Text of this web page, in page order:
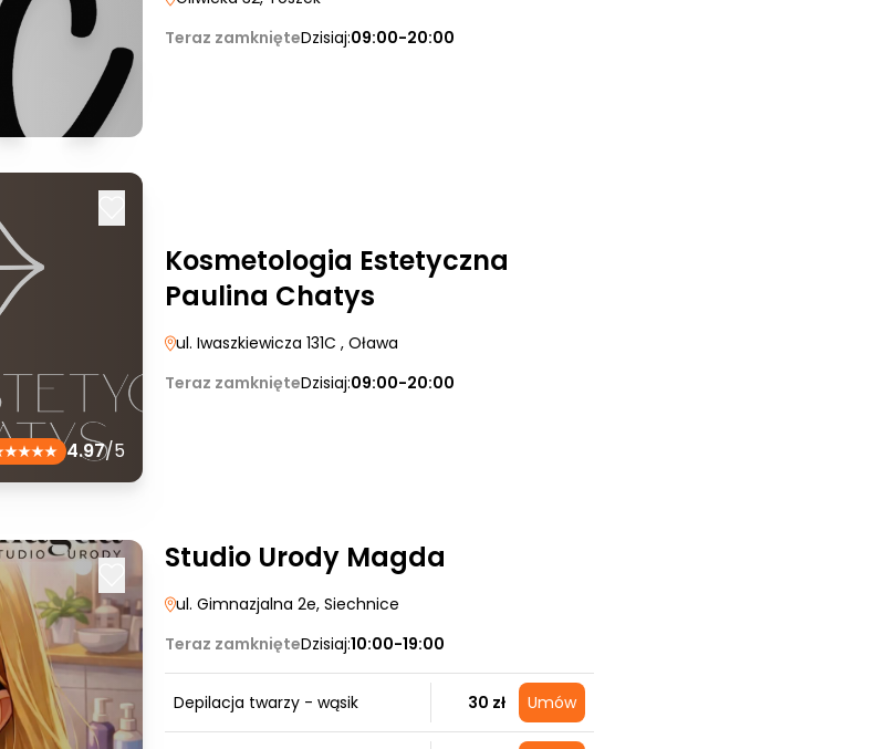
Teraz zamknięteDzisiaj:09:00-20:00
4.97/5
Kosmetologia Estetyczna
Paulina Chatys
ul. Iwaszkiewicza 131C , Oława
Teraz zamknięteDzisiaj:09:00-20:00
Studio Urody Magda
ul. Gimnazjalna 2e, Siechnice
Teraz zamknięteDzisiaj:10:00-19:00
Depilacja twarzy - wąsik 30 zł Umów